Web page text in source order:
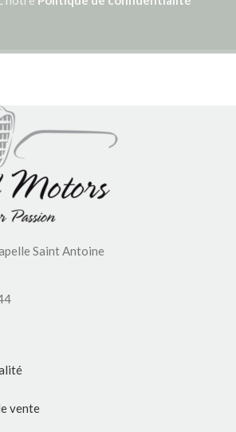
Saint Antoine
vente